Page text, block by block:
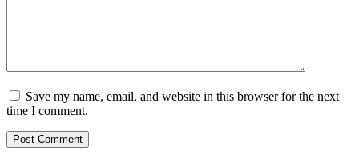
Save my name, email, and website in this browser for the next
time I comment.